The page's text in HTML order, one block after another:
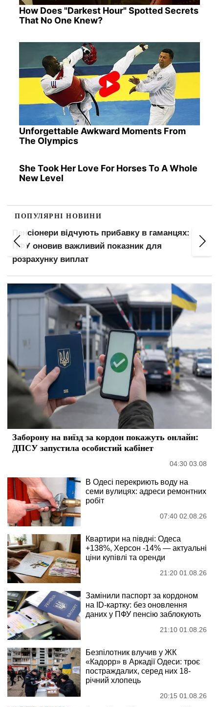
How Does "Darkest Hour" Spotted Secrets
That No One Knew?
Unforgettable Awkward Moments From
The Olympics
She Took Her Love For Horses To A Whole
New Level
ПОПУЛЯРНІ НОВИНИ
Пенсіонери відчують прибавку в гаманцях:
ПФУ оновив важливий показник для
розрахунку виплат
Заборону на виїзд за кордон покажуть онлайн:
ДПСУ запустила особистий кабінет
04:30 03.08
В Одесі перекриють воду на
семи вулицях: адреси ремонтних
робіт
07:40 02.08.26
Квартири на півдні: Одеса
+138%, Херсон -14% — актуальні
ціни купівлі та оренди
21:20 01.08.26
Замінили паспорт за кордоном
на ID-картку: без оновлення
даних у ПФУ пенсію заблокують
21:10 01.08.26
Безпілотник влучив у ЖК
«Кадорр» в Аркадії Одеси: троє
постраждалих, серед них 18-
річний хлопець
20:15 01.08.26